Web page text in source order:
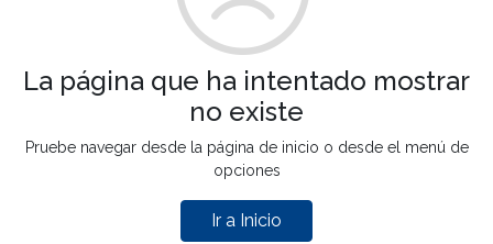
La página que ha intentado mostrar
no existe
Pruebe navegar desde la página de inicio o desde el menú de
opciones
Ir a Inicio